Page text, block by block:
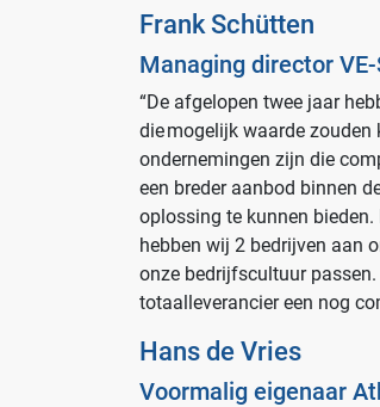
Frank Schütten
Managing director
“De afgelopen twee jaar
die mogelijk waarde
ondernemingen zijn die
een breder aanbod binnen
oplossing te kunnen
hebben wij 2 bedrijven aan
onze bedrijfscultuur
totaalleverancier een nog
Hans de Vries
Voormalig eigenaar
Ziekenhuizen en